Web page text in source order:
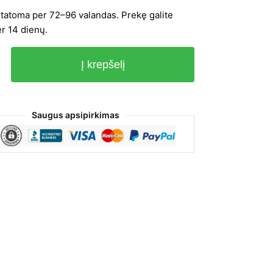
per 72–96 valandas. Prekę galite
14 dienų.
Į krepšelį
Saugus apsipirkimas